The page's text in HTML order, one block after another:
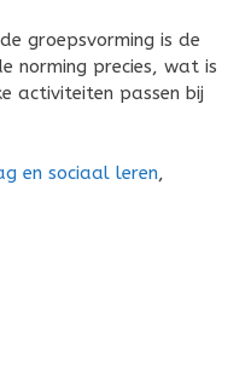
groepsvorming is de
norming precies, wat is
activiteiten passen bij
en sociaal leren,